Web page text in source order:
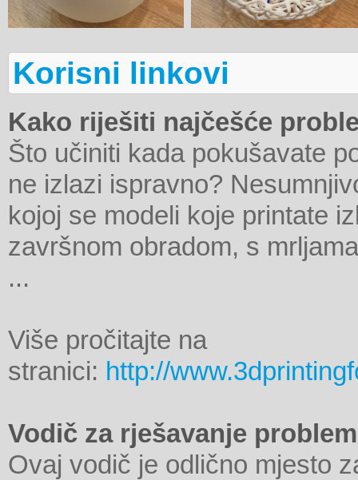
Korisni linkovi
Kako riješiti najčešće
Što učiniti kada pokušavate
ne izlazi ispravno?
kojoj se modeli koje printate
završnom obradom, s
...
Više pročitajte na
stranici: http://
Vodič za rješavanje
Ovaj vodič je odlično mjesto